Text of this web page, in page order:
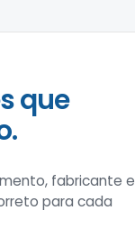
que
fabricante e
para cada